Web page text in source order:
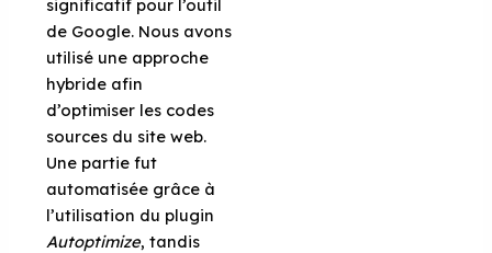
significatif pour l’outil
de Google. Nous avons
utilisé une approche
hybride afin
d’optimiser les codes
sources du site web.
Une partie fut
automatisée grâce à
l’utilisation du plugin
Autoptimize, tandis